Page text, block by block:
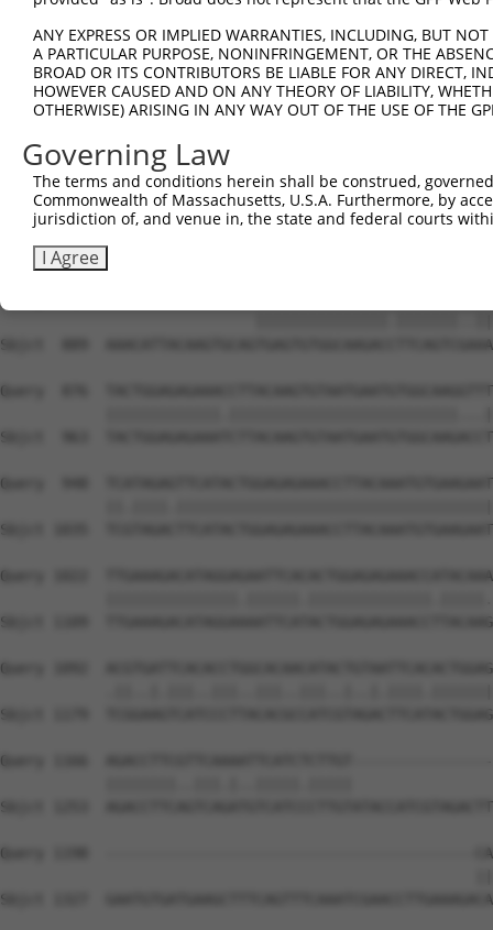
ANY EXPRESS OR IMPLIED WARRANTIES, INCLUDING, BUT
A PARTICULAR PURPOSE, NONINFRINGEMENT, OR THE
BROAD OR ITS CONTRIBUTORS BE LIABLE FOR ANY DIRECT,
HOWEVER CAUSED AND ON ANY THEORY OF LIABILITY,
OTHERWISE) ARISING IN ANY WAY OUT OF THE USE OF THE
Governing Law
The terms and conditions herein shall be construed,
Commonwealth of Massachusetts, U.S.A. Furthermore, by
jurisdiction of, and venue in, the state and federal courts
I Agree